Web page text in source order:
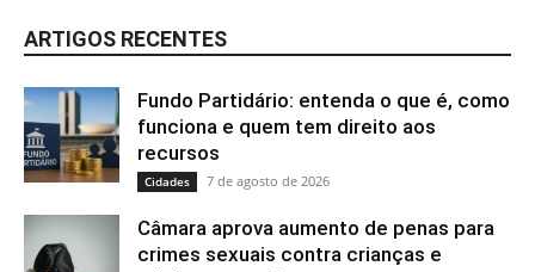
ARTIGOS RECENTES
Fundo Partidário: entenda o que é, como
funciona e quem tem direito aos
recursos
Cidades 7 de agosto de 2026
Câmara aprova aumento de penas para
crimes sexuais contra crianças e